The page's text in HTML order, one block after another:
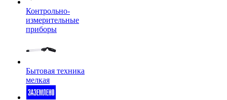
Контрольно-
измерительные
приборы
Бытовая техника
мелкая